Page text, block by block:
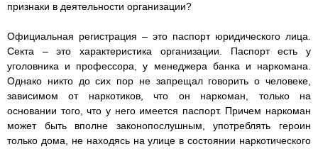
признаки в деятельности организации?
Официальная регистрация – это паспорт юридического лица.
Секта – это характеристика организации. Паспорт есть у
уголовника и профессора, у менеджера банка и наркомана.
Однако никто до сих пор не запрещал говорить о человеке,
зависимом от наркотиков, что он наркоман, только на
основании того, что у него имеется паспорт. Причем наркоман
может быть вполне законопослушным, употреблять героин
только дома, не находясь на улице в состоянии наркотического